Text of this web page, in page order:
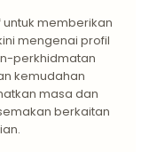
memberikan
mengenai profil
perkhidmatan
kemudahan
masa dan
berkaitan